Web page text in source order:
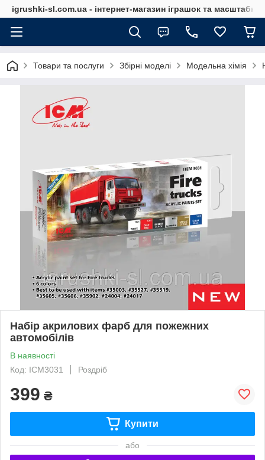
igrushki-sl.com.ua - інтернет-магазин іграшок та
Товари та послуги Збірні моделі Модельна хімія
Набір акрилових фарб для пожежних
автомобілів
В наявності
Код: ICM3031
Роздріб
399 ₴
Купити
або